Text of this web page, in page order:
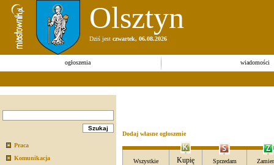
Olsztyn
Dziś jest czwartek, 06.08.2026
ogłoszenia wiadomości
Praca
Komunikacja
Dodaj własne ogłoszenie
Wszystkie Kupię Sprzedam